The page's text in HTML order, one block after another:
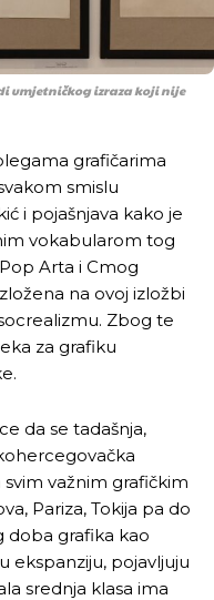
umjetničkog izraza koji nije
grafičarima
smislu
i pojašnjava kako je
vokabularom tog
Arta i Cmog
na ovoj izložbi
Zbog te
za grafiku
da se tadašnja,
važnim grafičkim
Pariza, Tokija pa do
doba grafika kao
ekspanziju, pojavljuju
srednja klasa ima